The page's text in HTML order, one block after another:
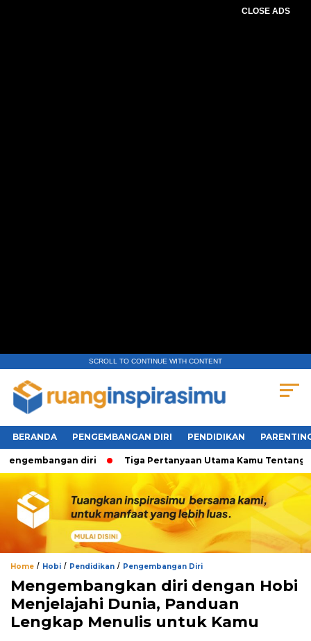
CLOSE ADS
SCROLL TO CONTINUE WITH CONTENT
BERANDA PENGEMBANGAN DIRI PENDIDIKAN
diri Tiga Pertanyaan Utama Kamu Tentang
Home / Hobi / Pendidikan / Pengembangan Diri
Mengembangkan diri dengan Hobi
Menjelajahi Dunia, Panduan
Lengkap Menulis untuk Kamu